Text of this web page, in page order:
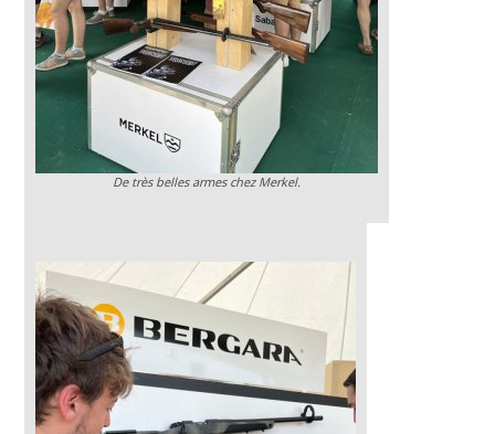
De très belles armes chez Merkel.